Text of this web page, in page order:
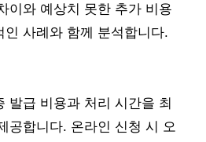
이와 예상치 못한 추가 비용
인 사례와 함께 분석합니다.
발급 비용과 처리 시간을 최
공합니다. 온라인 신청 시 오